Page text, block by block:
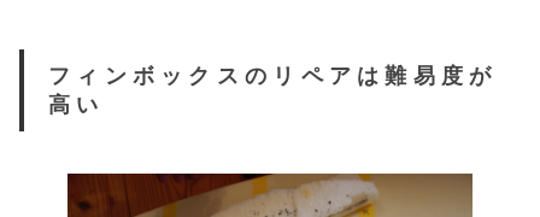
フィンボックスのリペアは難易度が
高い